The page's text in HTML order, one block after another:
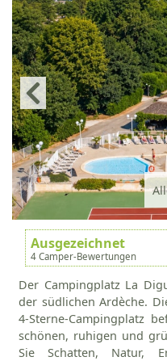
Ausgezeichnet
4 Camper-Bewertungen
Der Campingplatz La
der südlichen Ardèche.
4-Sterne-Campingplatz
schönen, ruhigen und
Sie Schatten, Natur,